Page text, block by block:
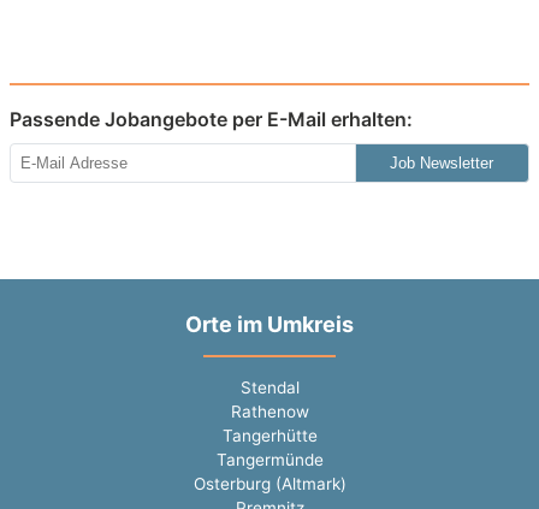
Passende Jobangebote per E-Mail erhalten:
Job Newsletter
Orte im Umkreis
Stendal
Rathenow
Tangerhütte
Tangermünde
Osterburg (Altmark)